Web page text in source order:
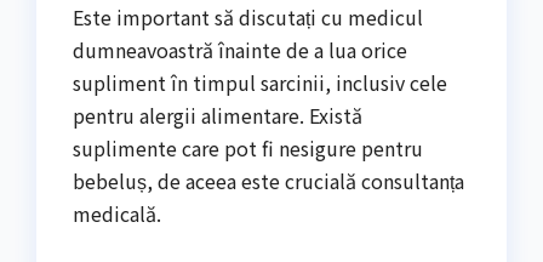
Este important să discutați cu medicul
dumneavoastră înainte de a lua orice
supliment în timpul sarcinii, inclusiv cele
pentru alergii alimentare. Există
suplimente care pot fi nesigure pentru
bebeluș, de aceea este crucială consultanța
medicală.